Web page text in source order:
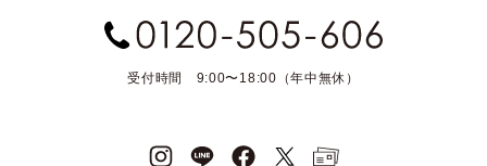
受付時間 9:00〜18:00（年中無休）